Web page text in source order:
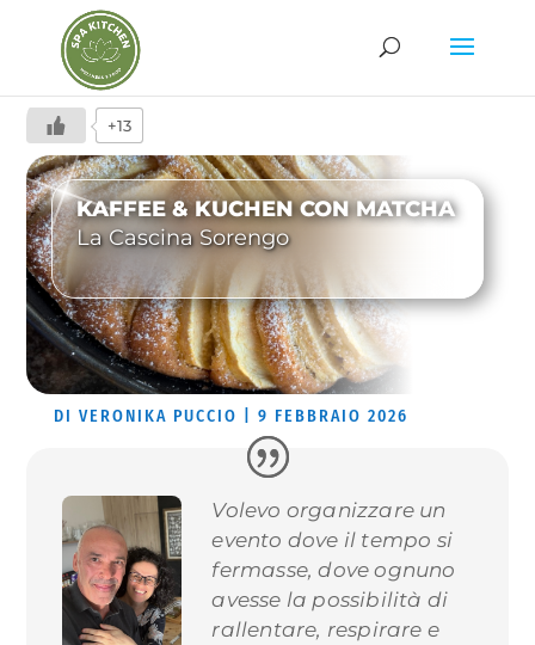
+13
KAFFEE & KUCHEN CON MATCHA
La Cascina Sorengo
DI VERONIKA PUCCIO 9 FEBBRAIO 2026
Volevo organizzare un
evento dove il tempo si
fermasse, dove ognuno
avesse la possibilità di
rallentare, respirare e